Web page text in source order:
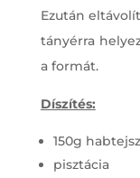
Ezután
tányérra
a formát.
Díszítés:
150g
pisztácia